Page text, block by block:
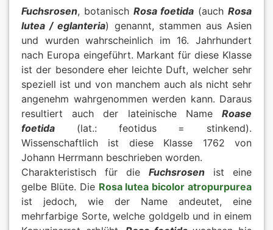
Fuchsrosen, botanisch Rosa foetida (auchRosa
lutea / eglanteria) genannt, stammen aus Asien
und wurden wahrscheinlich im 16. Jahrhundert
nach Europa eingeführt. Markant für diese Klasse
ist der besondere eher leichte Duft, welcher sehr
speziell ist und von manchem auch als nicht sehr
angenehm wahrgenommen werden kann. Daraus
resultiert auch der lateinische Name Roase
foetida (lat.: feotidus = stinkend).
Wissenschaftlich ist diese Klasse 1762 von
Johann Herrmann beschrieben worden.
Charakteristisch für die Fuchsrosen ist eine
gelbe Blüte. Die Rosa lutea bicolor atropurpurea
ist jedoch, wie der Name andeutet, eine
mehrfarbige Sorte, welche goldgelb und in einem